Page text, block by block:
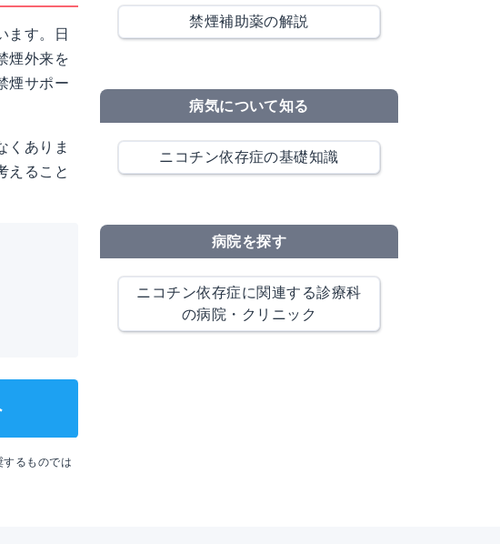
ます。日
煙外来を
煙サポー
くありま
えること
るものでは
禁煙補助薬の解説
病気について知る
ニコチン依存症の基礎知識
病院を探す
ニコチン依存症に関連する診療科
の病院・クリニック